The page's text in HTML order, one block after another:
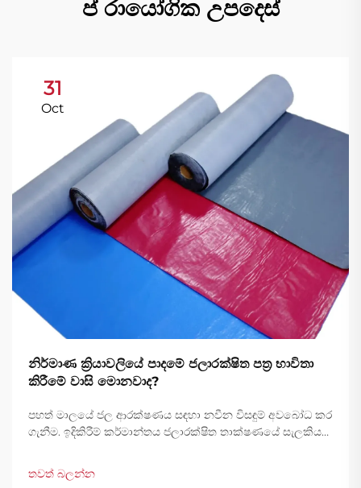
ප් රායෝගික උපදෙස්
31
Oct
නිර්මාණ ක්‍රියාවලියේ පාදමේ ජලාරක්ෂිත පත්‍ර භාවිතා
කිරීමේ වාසි මොනවාද?
පහත් මාලයේ ජල ආරක්ෂණය සඳහා නවීන විසඳුම් අවබෝධ කර
ගැනීම. ඉදිකිරීම් කර්මාන්තය ජලාරක්ෂිත තාක්ෂණයේ සැලකිය
ව්‍යුහාත්මක ආරක්ෂණයේ පදනම ලෙස ඉදිරිපත් වී ඇත.
තවත් බලන්න